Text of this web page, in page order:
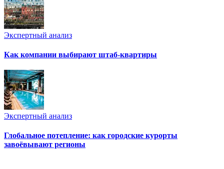
Экспертный анализ
Как компании выбирают штаб-квартиры
Экспертный анализ
Глобальное потепление: как городские курорты
завоёвывают регионы